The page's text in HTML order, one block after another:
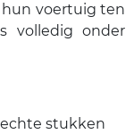
voertuig ten
volledig onder
stukken